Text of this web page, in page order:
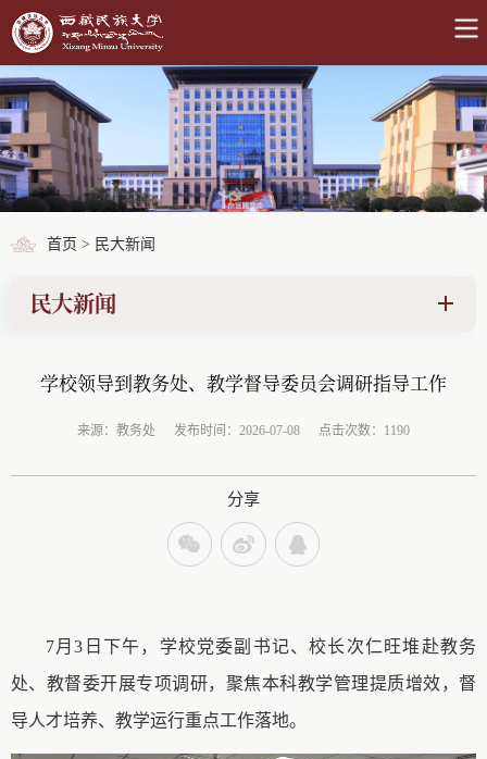
首页 > 民大新闻
民大新闻
学校领导到教务处、教学督导委员会调研指导工作
来源：教务处 发布时间：2026-07-08 点击次数：1190
分享
7月3日下午，学校党委副书记、校长次仁旺堆赴教务
处、 教督委开展专项调研，聚焦本科教学管理提质增效，督
导人才培养、教学运行重点工作落地。